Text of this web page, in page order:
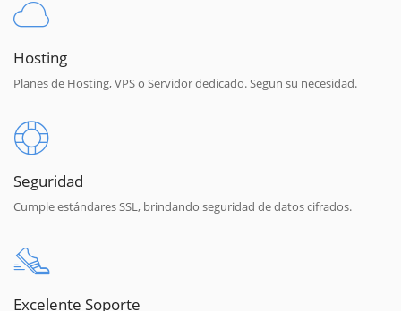
Hosting
Planes de Hosting, VPS o Servidor dedicado. Segun su necesidad.
Seguridad
Cumple estándares SSL, brindando seguridad de datos cifrados.
Excelente Soporte